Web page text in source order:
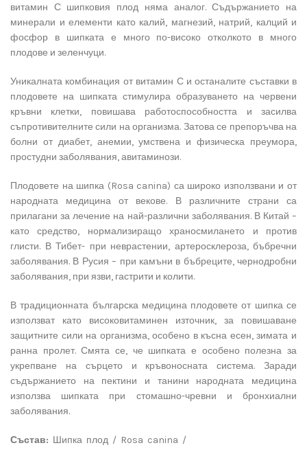
витамин С шипковия плод няма аналог. Съдържанието на
минерали и елементи като калий, магнезий, натрий, калций и
фосфор в шипката е много по-високо отколкото в много
плодове и зеленчуци.
Уникалната комбинация от витамин С и останалите съставки в
плодовете на шипката стимулира образуването на червени
кръвни клетки, повишава работоспособността и засилва
съпротивителните сили на организма. Затова се препоръчва на
болни от диабет, анемии, умствена и физическа преумора,
простудни заболявания, авитаминози.
Плодовете на шипка (Rosa canina) са широко използвани и от
народната медицина от векове. В различните страни са
прилагани за лечение на най-различни заболявания. В Китай –
като средство, нормализиращо храносмилането и против
глисти. В Тибет- при неврастении, артеросклероза, бъбречни
заболявания. В Русия – при камъни в бъбреците, чернодробни
заболявания, при язви, гастрити и колити.
В традиционната българска медицина плодовете от шипка се
използват като високовитаминен източник, за повишаване
защитните сили на организма, особено в късна есен, зимата и
ранна пролет. Смята се, че шипката е особено полезна за
укрепване на сърцето и кръвоносната система. Заради
съдържанието на пектини и танини народната медицина
използва шипката при стомашно-чревни и бронхиални
заболявания.
Състав: Шипка плод / Rosa canina /